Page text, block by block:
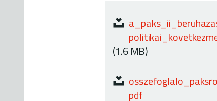
ok
(1.6 MB)
pdf